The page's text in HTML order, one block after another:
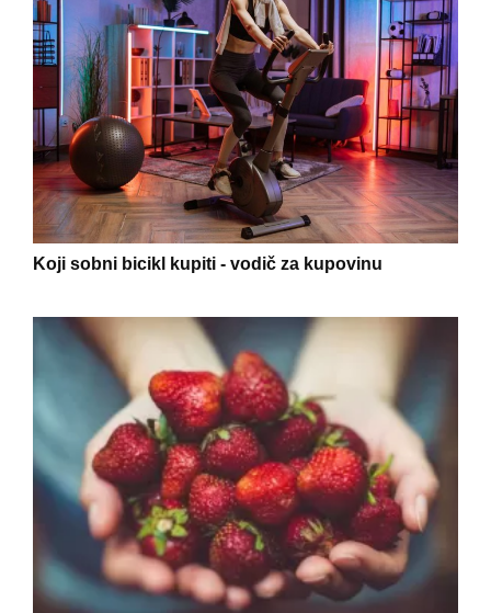
Koji sobni bicikl kupiti - vodič za kupovinu